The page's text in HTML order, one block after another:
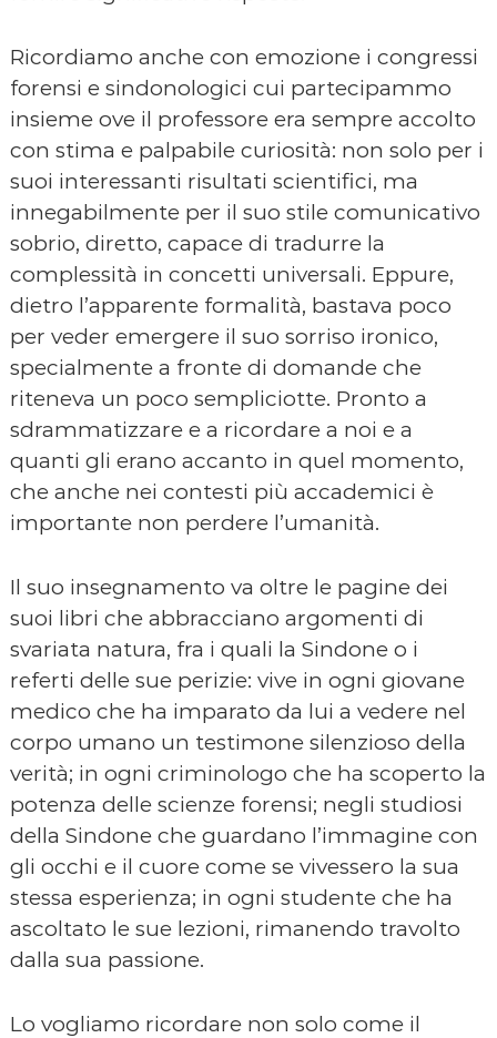
Ricordiamo anche con emozione i congressi
forensi e sindonologici cui partecipammo
insieme ove il professore era sempre accolto
con stima e palpabile curiosità: non solo per i
suoi interessanti risultati scientifici, ma
innegabilmente per il suo stile comunicativo
sobrio, diretto, capace di tradurre la
complessità in concetti universali. Eppure,
dietro l’apparente formalità, bastava poco
per veder emergere il suo sorriso ironico,
specialmente a fronte di domande che
riteneva un poco sempliciotte. Pronto a
sdrammatizzare e a ricordare a noi e a
quanti gli erano accanto in quel momento,
che anche nei contesti più accademici è
importante non perdere l’umanità.
Il suo insegnamento va oltre le pagine dei
suoi libri che abbracciano argomenti di
svariata natura, fra i quali la Sindone o i
referti delle sue perizie: vive in ogni giovane
medico che ha imparato da lui a vedere nel
corpo umano un testimone silenzioso della
verità; in ogni criminologo che ha scoperto la
potenza delle scienze forensi; negli studiosi
della Sindone che guardano l’immagine con
gli occhi e il cuore come se vivessero la sua
stessa esperienza; in ogni studente che ha
ascoltato le sue lezioni, rimanendo travolto
dalla sua passione.
Lo vogliamo ricordare non solo come il